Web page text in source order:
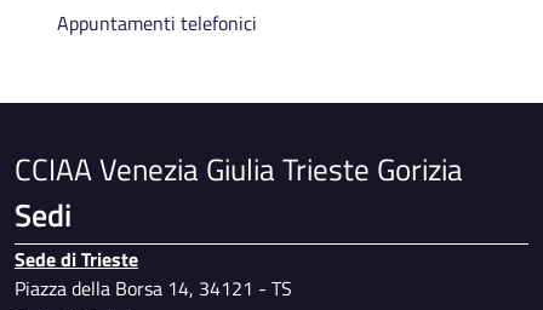
Categoria 9
Appuntamenti telefonici
CCIAA Venezia Giulia Trieste Gorizia
Sedi
Sede di Trieste
Piazza della Borsa 14, 34121 - TS